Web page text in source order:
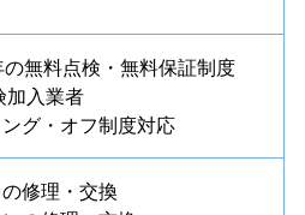
無料点検・無料保証制度
加入業者
グ・オフ制度対応
の修理・交換